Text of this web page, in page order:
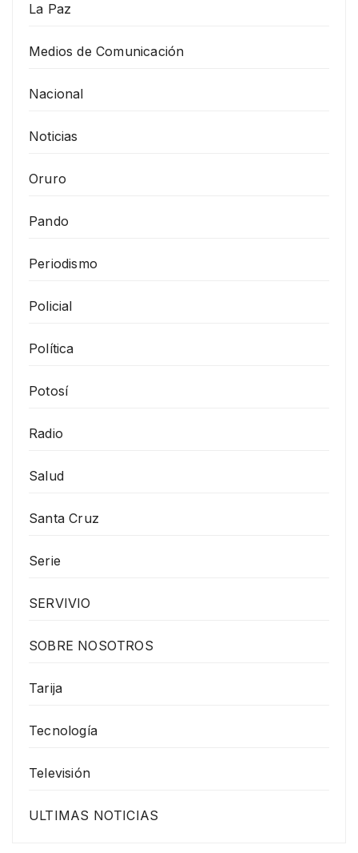
La Paz
Medios de Comunicación
Nacional
Noticias
Oruro
Pando
Periodismo
Policial
Política
Potosí
Radio
Salud
Santa Cruz
Serie
SERVIVIO
SOBRE NOSOTROS
Tarija
Tecnología
Televisión
ULTIMAS NOTICIAS